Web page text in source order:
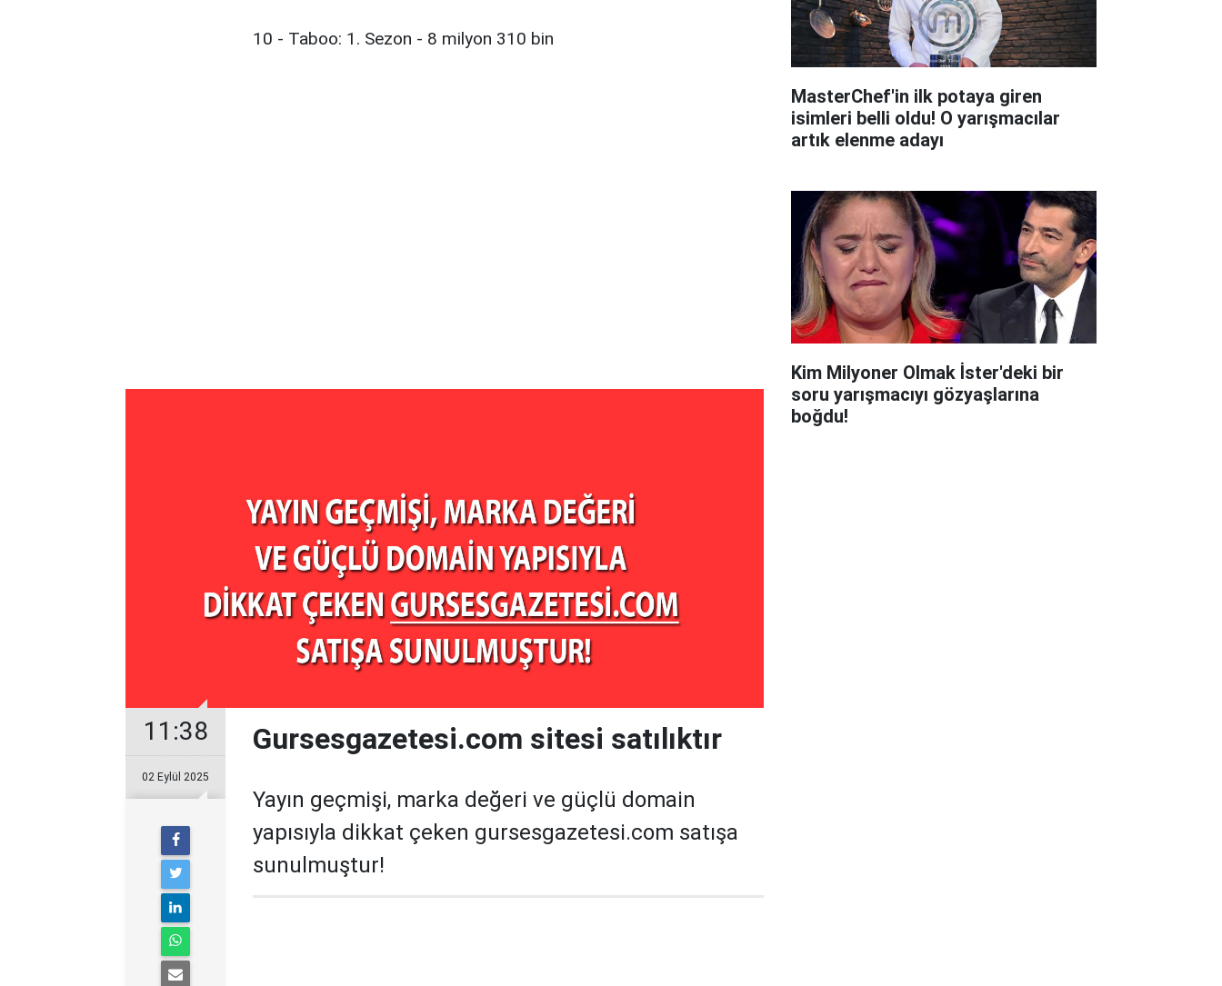
10 - Taboo: 1. Sezon - 8 milyon 310 bin
11:38
02 Eylül 2025
Gursesgazetesi.com sitesi satılıktır
Yayın geçmişi, marka değeri ve güçlü domain
yapısıyla dikkat çeken gursesgazetesi.com satışa
sunulmuştur!
MasterChef'in ilk potaya giren
isimleri belli oldu! O yarışmacılar
artık elenme adayı
Kim Milyoner Olmak İster'deki bir
soru yarışmacıyı gözyaşlarına
boğdu!